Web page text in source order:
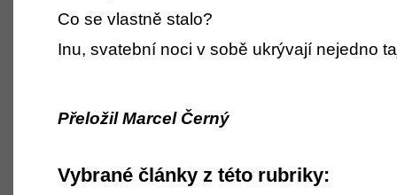
Co se vlastně stalo?
Inu, svatební noci v sobě ukrývají nejedno
Přeložil Marcel Černý
Vybrané články z této rubriky: